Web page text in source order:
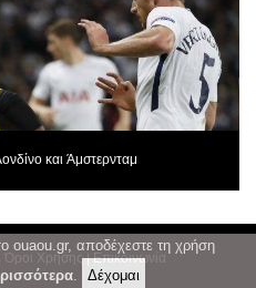
και Άμστερνταμ
Όροι Χρήσης|Επικοινωνία
ouaou.gr, αποδέχεστε τη χρήση
.